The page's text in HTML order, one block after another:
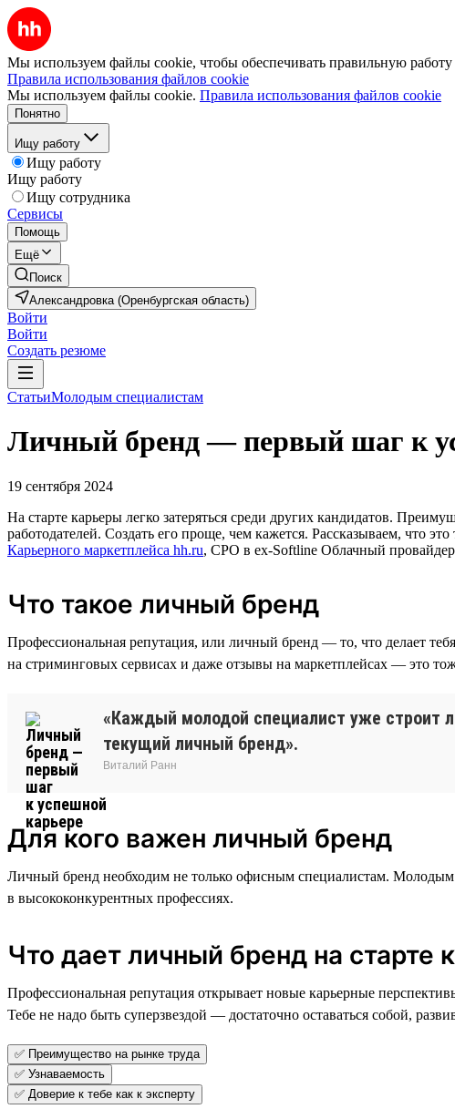
Мы используем файлы cookie, чтобы обеспечивать правильную работу
Правила использования файлов cookie
Мы используем файлы cookie. Правила использования файлов cookie
Понятно
Ищу работу
Ищу работу
Ищу работу
Ищу сотрудника
Сервисы
Помощь
Ещё
Поиск
Александровка (Оренбургская область)
Войти
Войти
Создать резюме
СтатьиМолодым специалистам
Личный бренд — первый шаг к
19 сентября 2024
На старте карьеры легко затеряться среди других кандидатов.
работодателей. Создать его проще, чем кажется. Рассказываем, что
Карьерного маркетплейса hh.ru, CPO в ex-Softline Облачный
Что такое личный бренд
Профессиональная репутация, или личный бренд — то, что делает
на стриминговых сервисах и даже отзывы на маркетплейсах — это
«Каждый молодой специалист уже строит
текущий личный бренд».
Виталий Ранн
Для кого важен личный бренд
Личный бренд необходим не только офисным специалистам.
в высококонкурентных профессиях.
Что дает личный бренд на старте
Профессиональная репутация открывает новые карьерные
Тебе не надо быть суперзвездой — достаточно оставаться собой,
✅ Преимущество на рынке труда
✅ Узнаваемость
✅ Доверие к тебе как к эксперту